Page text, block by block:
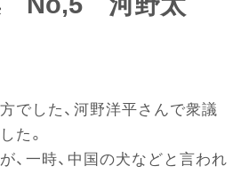
佐藤なう
でした、河野洋平さんで衆議
た。
、一時、中国の犬などと言われ